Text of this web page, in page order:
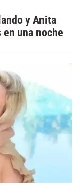
y Anita
una noche